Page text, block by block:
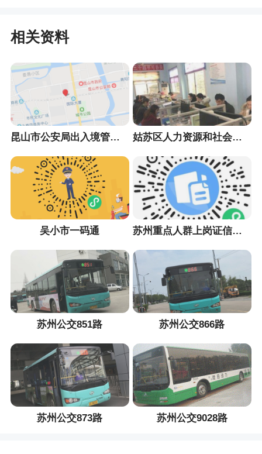
相关资料
昆山市公安局出入境管理大队 姑苏区人力资源和社会保障局
吴小市一码通 苏州重点人群上岗证信息采集小程序
苏州公交851路 苏州公交866路
苏州公交873路 苏州公交9028路